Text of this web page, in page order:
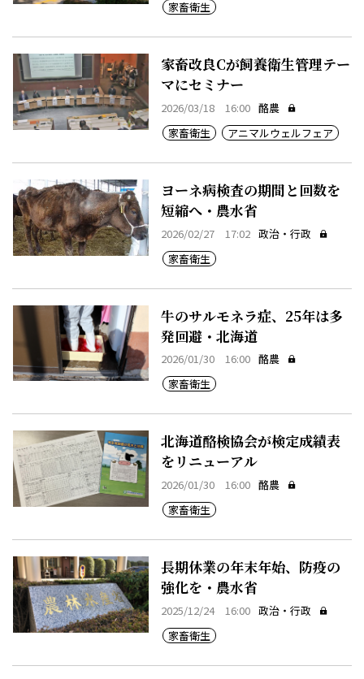
家畜衛生
家畜改良Cが飼養衛生管理テー
マにセミナー
2026/03/18 16:00 酪農
家畜衛生
アニマルウェルフェア
ヨーネ病検査の期間と回数を
短縮へ・農水省
2026/02/27 17:02 政治・行政
家畜衛生
牛のサルモネラ症、25年は多
発回避・北海道
2026/01/30 16:00 酪農
家畜衛生
北海道酪検協会が検定成績表
をリニューアル
2026/01/30 16:00 酪農
家畜衛生
長期休業の年末年始、防疫の
強化を・農水省
2025/12/24 16:00 政治・行政
家畜衛生